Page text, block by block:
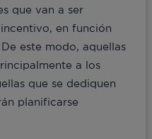
que van a ser
en función
este modo, aquellas
a los
que se dediquen
planificarse